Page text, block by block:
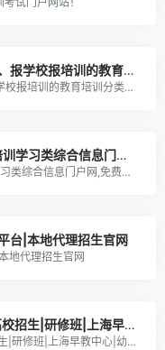
报名在线网-免费发布招生信息、报学校报培训的教育培训分类信息网！
报名在线网-免费发布招生信息、报学校报培训的教育培训分类信息网！
一路培训网 – 中国本地化教育培训学习类综合信息门户网,免费发布招生课程信息
一路培训网 - 中国本地化教育培训学习类综合信息门户网,免费发布招生课程信息
台|本地代理招生官网
地代理招生官网
学网_上海培训课程导购平台|高校招生|研修班|上海早教中心|幼儿园
学网_上海培训课程导购平台|高校招生|研修班|上海早教中心|幼儿园